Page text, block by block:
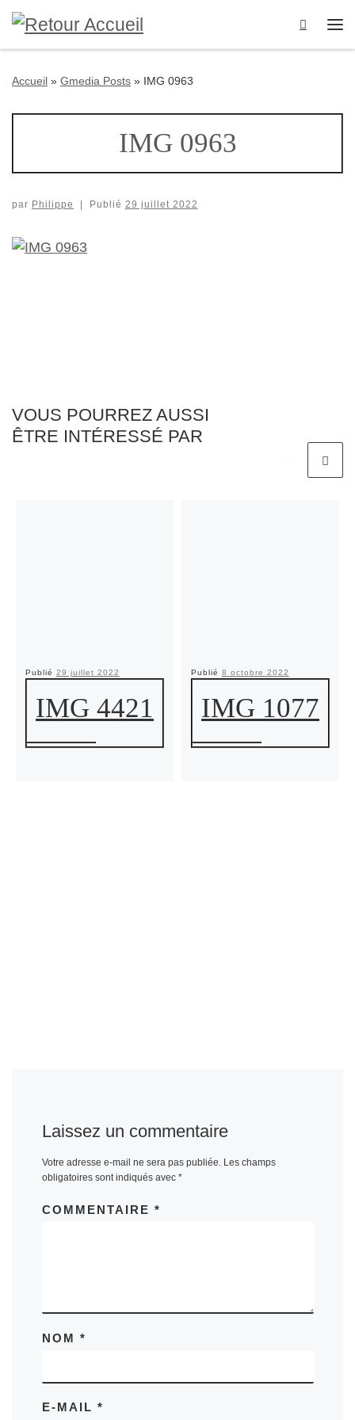
Passer au contenu
Search
Accueil » Gmedia Posts » IMG 0963
IMG 0963
par Philippe Publié 29 juillet 2022
VOUS POURREZ AUSSI
ÊTRE INTÉRESSÉ PAR
Publié 29 juillet 2022
IMG 4421
Publié 8 octobre 2022
IMG 1077
Laissez un commentaire
Votre adresse e-mail ne sera pas publiée. Les champs
obligatoires sont indiqués avec *
COMMENTAIRE *
NOM *
E-MAIL *